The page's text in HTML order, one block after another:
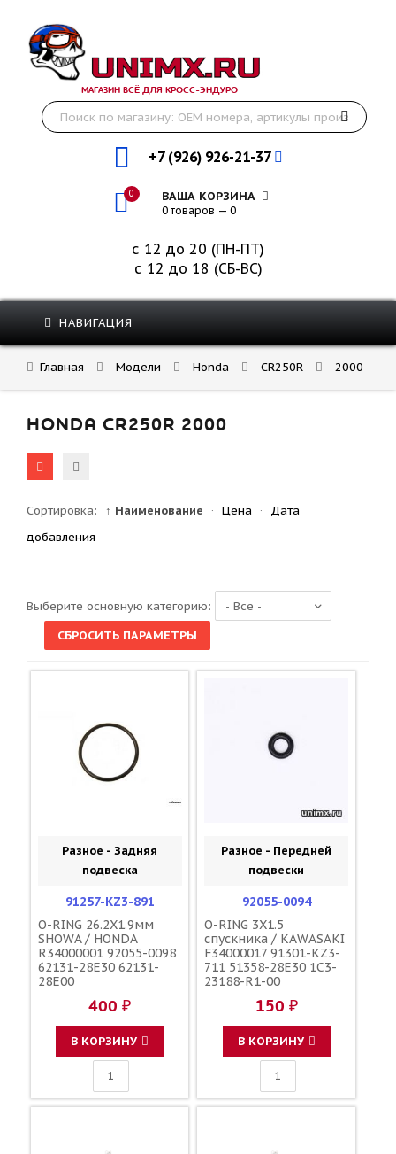
МАГАЗИН ВСЁ ДЛЯ КРОСС-ЭНДУРО
+7 (926) 926-21-37
0 ВАША КОРЗИНА
0 товаров — 0
с 12 до 20 (ПН-ПТ)
с 12 до 18 (СБ-ВС)
НАВИГАЦИЯ
Главная Модели Honda CR250R 2000
HONDA CR250R 2000
Сортировка: ↑ Наименование · Цена ·
Дата
добавления
Выберите основную категорию:
Разное - Задняя
подвеска
91257-KZ3-891
O-RING 26.2X1.9мм
SHOWA / HONDA
R34000001 92055-0098
62131-28E30 62131-
28E00
400 ₽
В КОРЗИНУ
Разное - Передней
подвески
92055-0094
O-RING 3X1.5
спускника / KAWASAKI
F34000017 91301-KZ3-
711 51358-28E30 1C3-
23188-R1-00
150 ₽
В КОРЗИНУ